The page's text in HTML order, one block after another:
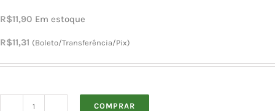
R$11,90 Em estoque
R$11,31 (Boleto/Transferência/Pix)
COMPRAR